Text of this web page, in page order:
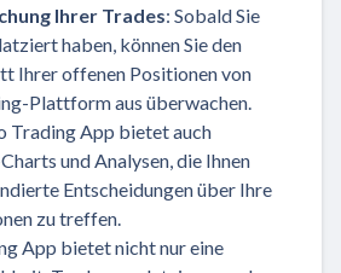
Ihrer Trades: Sobald Sie
haben, können Sie den
Ihrer offenen Positionen von
Plattform aus überwachen.
Trading App bietet auch
und Analysen, die Ihnen
Entscheidungen über Ihre
zu treffen.
App bietet nicht nur eine